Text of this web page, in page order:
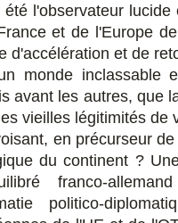
été l'observateur
et de l'Europe
d'accélération et de
monde inclassable
avant les autres, que
vieilles légitimités de
en précurseur
du continent ?
franco-
politico-